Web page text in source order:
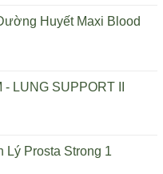
Huyết Maxi Blood
LUNG SUPPORT II
Lý Prosta Strong 1